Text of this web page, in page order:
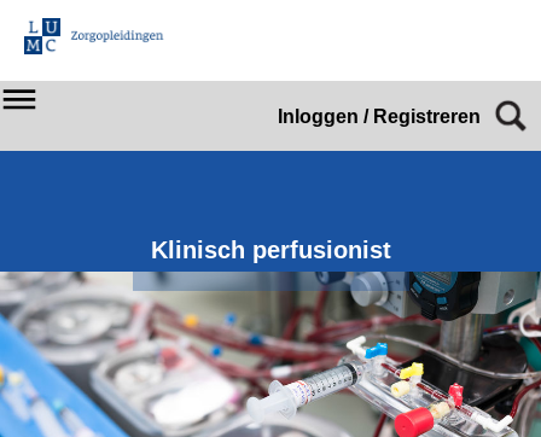
Inloggen / Registreren
Klinisch perfusionist